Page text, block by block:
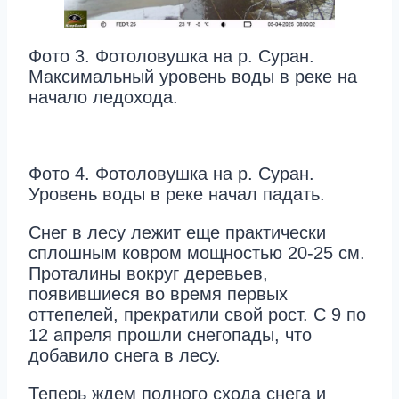
Фото 3. Фотоловушка на р. Суран.
Максимальный уровень воды в реке на
начало ледохода.
Фото 4. Фотоловушка на р. Суран.
Уровень воды в реке начал падать.
Снег в лесу лежит еще практически
сплошным ковром мощностью 20-25 см.
Проталины вокруг деревьев,
появившиеся во время первых
оттепелей, прекратили свой рост. С 9 по
12 апреля прошли снегопады, что
добавило снега в лесу.
Теперь ждем полного схода снега и